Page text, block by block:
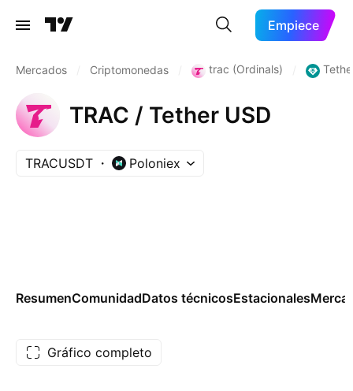
Empiece
Mercados Criptomonedas trac (Ordinals)
TRAC / Tether USD
TRACUSDT Poloniex
ResumenComunidadDatos técnicosEstacionales
Gráfico completo